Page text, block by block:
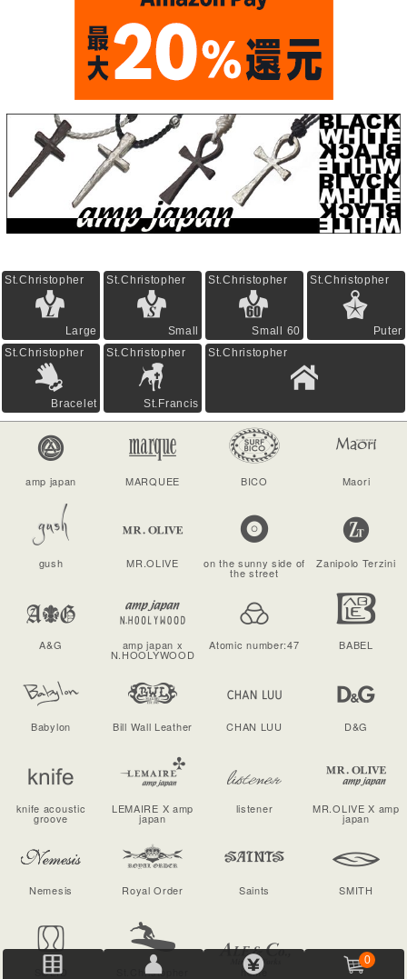
St.Christopher
Large
St.Christopher
Small
St.Christopher
Small 60
St.Christopher
Puter
St.Christopher
Bracelet
St.Christopher
St.Francis
St.Christopher
0
amp japan MARQUEE BICO Maori
gush MR.OLIVE on the sunny side of
the street
Zanipolo Terzini
A&G amp japan x
N.HOOLYWOOD
Atomic number:47 BABEL
Babylon Bill Wall Leather CHAN LUU D&G
knife acoustic
groove
LEMAIRE X amp
japan
listener MR.OLIVE X amp
japan
Nemesis Royal Order Saints SMITH
SOLID St.Christopher home